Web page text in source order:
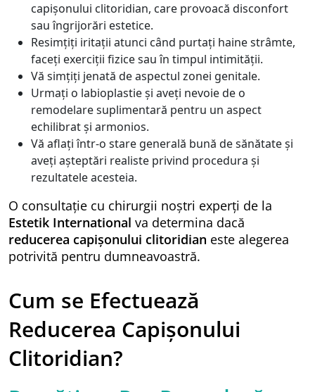
capișonului clitoridian, care provoacă disconfort
sau îngrijorări estetice.
Resimțiți iritații atunci când purtați haine strâmte,
faceți exerciții fizice sau în timpul intimității.
Vă simțiți jenată de aspectul zonei genitale.
Urmați o labioplastie și aveți nevoie de o
remodelare suplimentară pentru un aspect
echilibrat și armonios.
Vă aflați într-o stare generală bună de sănătate și
aveți așteptări realiste privind procedura și
rezultatele acesteia.
O consultație cu chirurgii noștri experți de la
Estetik International va determina dacă
reducerea capișonului clitoridian este alegerea
potrivită pentru dumneavoastră.
Cum se Efectuează
Reducerea Capișonului
Clitoridian?